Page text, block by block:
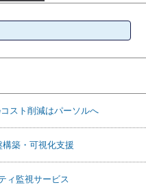
スト削減はパーソルへ
築・可視化支援
ィ監視サービス